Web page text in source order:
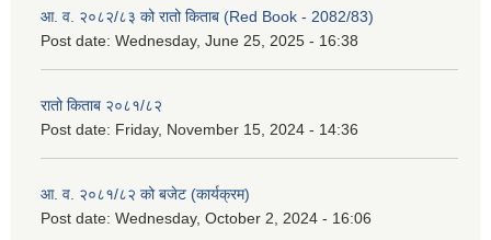
आ. व. २०८२/८३ को रातो किताब (Red Book - 2082/83)
Post date: Wednesday, June 25, 2025 - 16:38
रातो किताब २०८१/८२
Post date: Friday, November 15, 2024 - 14:36
आ. व. २०८१/८२ को बजेट (कार्यक्रम)
Post date: Wednesday, October 2, 2024 - 16:06